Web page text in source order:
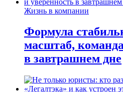
Жизнь в компании
Формула
масштаб,
в завтрашнем дне